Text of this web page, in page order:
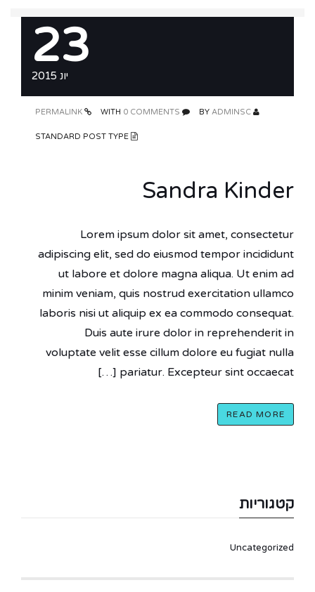
23
יונ 2015
ADMINSC
0 COMMENTS
Sandra Kinder
Lorem ipsum dolor sit amet, consectetur
adipiscing elit, sed do eiusmod tempor incididunt
ut labore et dolore magna aliqua. Ut enim ad
minim veniam, quis nostrud exercitation ullamco
laboris nisi ut aliquip ex ea commodo consequat.
Duis aute irure dolor in reprehenderit in
voluptate velit esse cillum dolore eu fugiat nulla
pariatur. Excepteur sint occaecat […]
READ MORE
קטגוריות
Uncategorized